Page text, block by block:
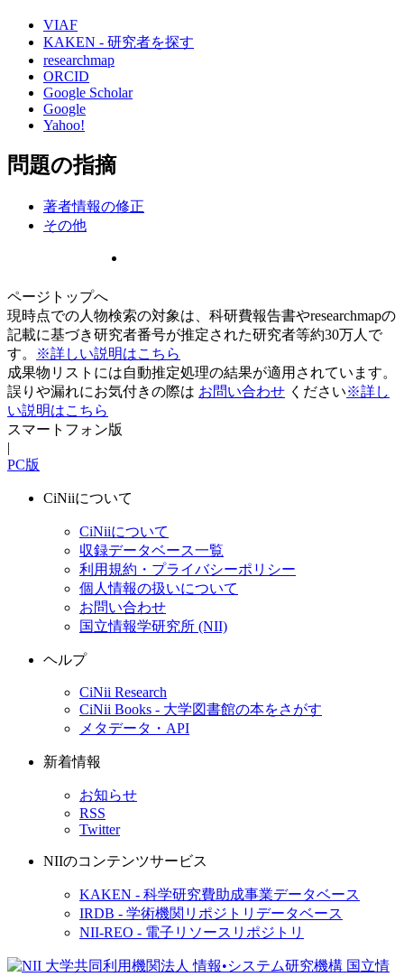
VIAF
KAKEN - 研究者を探す
researchmap
ORCID
Google Scholar
Google
Yahoo!
問題の指摘
著者情報の修正
その他
ページトップへ
現時点での人物検索の対象は、科研費報告書やresearchmapの
記載に基づき研究者番号が推定された研究者等約30万人で
す。
※詳しい説明はこちら
成果物リストには自動推定処理の結果が適用されています。
誤りや漏れにお気付きの際は お問い合わせ ください※詳し
い説明はこちら
スマートフォン版
|
PC版
CiNiiについて
CiNiiについて
収録データベース一覧
利用規約・プライバシーポリシー
個人情報の扱いについて
お問い合わせ
国立情報学研究所 (NII)
ヘルプ
CiNii Research
CiNii Books - 大学図書館の本をさがす
メタデータ・API
新着情報
お知らせ
RSS
Twitter
NIIのコンテンツサービス
KAKEN - 科学研究費助成事業データベース
IRDB - 学術機関リポジトリデータベース
NII-REO - 電子リソースリポジトリ